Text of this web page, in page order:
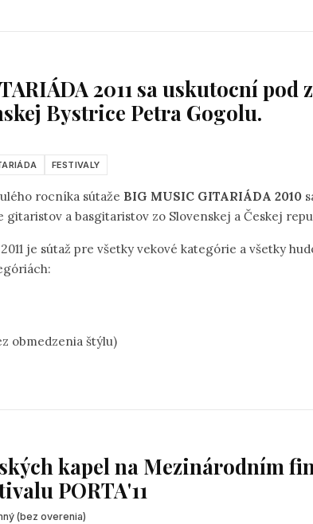
2011 sa uskutocní pod
Bystrice Petra Gogolu.
FESTIVALY
rocníka sútaže BIG MUSIC GITARIÁDA 2010
a basgitaristov zo Slovenskej a Českej
je sútaž pre všetky vekové kategórie a všetky
obmedzenia štýlu)
kapel na Mezinárodním
PORTA'11
(bez overenia)